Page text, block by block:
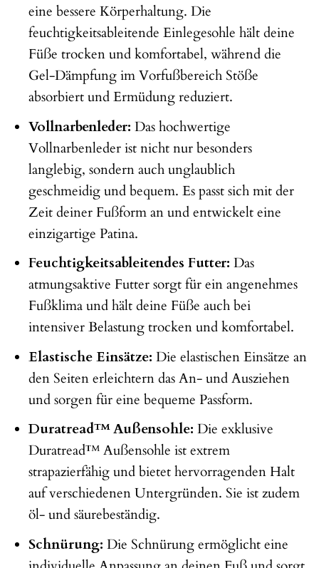
eine bessere Körperhaltung. Die
feuchtigkeitsableitende Einlegesohle hält deine
Füße trocken und komfortabel, während die
Gel-Dämpfung im Vorfußbereich Stöße
absorbiert und Ermüdung reduziert.
Vollnarbenleder: Das hochwertige
Vollnarbenleder ist nicht nur besonders
langlebig, sondern auch unglaublich
geschmeidig und bequem. Es passt sich mit der
Zeit deiner Fußform an und entwickelt eine
einzigartige Patina.
Feuchtigkeitsableitendes Futter: Das
atmungsaktive Futter sorgt für ein angenehmes
Fußklima und hält deine Füße auch bei
intensiver Belastung trocken und komfortabel.
Elastische Einsätze: Die elastischen Einsätze an
den Seiten erleichtern das An- und Ausziehen
und sorgen für eine bequeme Passform.
Duratread™ Außensohle: Die exklusive
Duratread™ Außensohle ist extrem
strapazierfähig und bietet hervorragenden Halt
auf verschiedenen Untergründen. Sie ist zudem
öl- und säurebeständig.
Schnürung: Die Schnürung ermöglicht eine